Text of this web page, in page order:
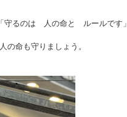
守るのは 人の命と ルールです」
の命も守りましょう。